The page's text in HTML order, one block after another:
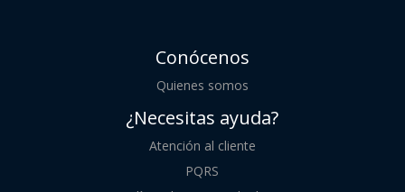
Conócenos
Quienes somos
¿Necesitas ayuda?
Atención al cliente
PQRS